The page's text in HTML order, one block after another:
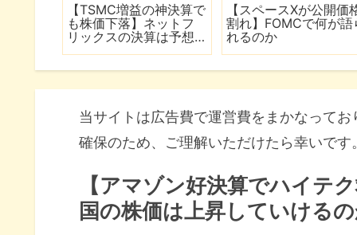
【TSMC増益の神決算で
も株価下落】ネットフ
リックスの決算は予想
【スペースXが公開価
割れ】FOMCで何が語
れるのか
当サイトは広告費で運営費をまかなって
確保のため、ご理解いただけたら幸いです
【アマゾン好決算でハイテ
国の株価は上昇していける